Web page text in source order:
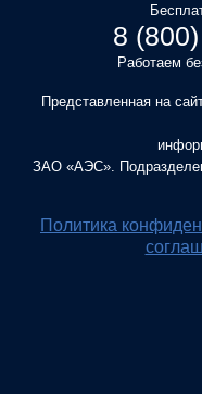
8
Работаем
Представленная на
ЗАО «АЭС».
Политика